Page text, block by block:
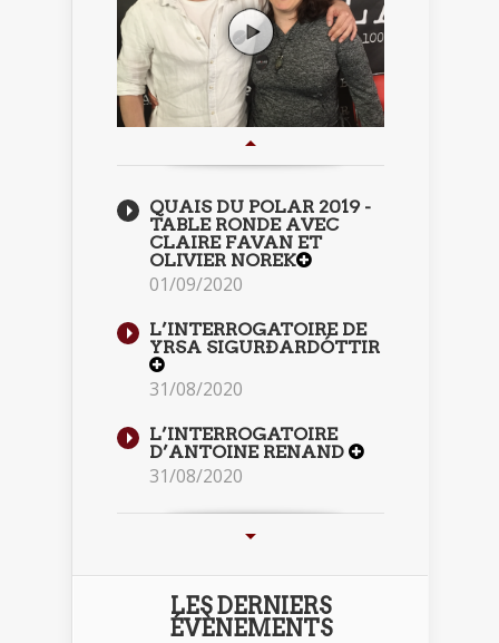
QUAIS DU POLAR 2019 -
TABLE RONDE AVEC
CLAIRE FAVAN ET
OLIVIER NOREK
01/09/2020
L’INTERROGATOIRE DE
YRSA SIGURÐARDÓTTIR
31/08/2020
L’INTERROGATOIRE
D’ANTOINE RENAND
31/08/2020
LES DERNIERS
ÉVÈNEMENTS